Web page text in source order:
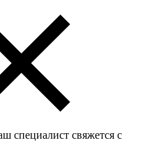
специалист свяжется с